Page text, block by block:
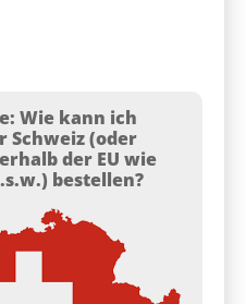
Wie kann ich
Schweiz (oder
der EU wie
bestellen?